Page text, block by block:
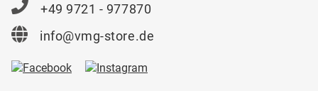
+49 9721 - 977870
info@vmg-store.de